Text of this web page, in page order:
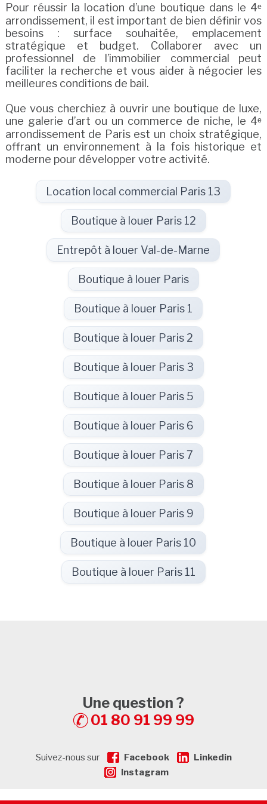
Pour réussir la location d’une boutique dans le 4ᵉ
arrondissement, il est important de bien définir vos
besoins : surface souhaitée, emplacement
stratégique et budget. Collaborer avec un
professionnel de l’immobilier commercial peut
faciliter la recherche et vous aider à négocier les
meilleures conditions de bail.
Que vous cherchiez à ouvrir une boutique de luxe,
une galerie d’art ou un commerce de niche, le 4ᵉ
arrondissement de Paris est un choix stratégique,
offrant un environnement à la fois historique et
moderne pour développer votre activité.
Location local commercial Paris 13
Boutique à louer Paris 12
Entrepôt à louer Val-de-Marne
Boutique à louer Paris
Boutique à louer Paris 1
Boutique à louer Paris 2
Boutique à louer Paris 3
Boutique à louer Paris 5
Boutique à louer Paris 6
Boutique à louer Paris 7
Boutique à louer Paris 8
Boutique à louer Paris 9
Boutique à louer Paris 10
Boutique à louer Paris 11
Une question ?
01 80 91 99 99
Suivez-nous sur Facebook
Linkedin
Instagram